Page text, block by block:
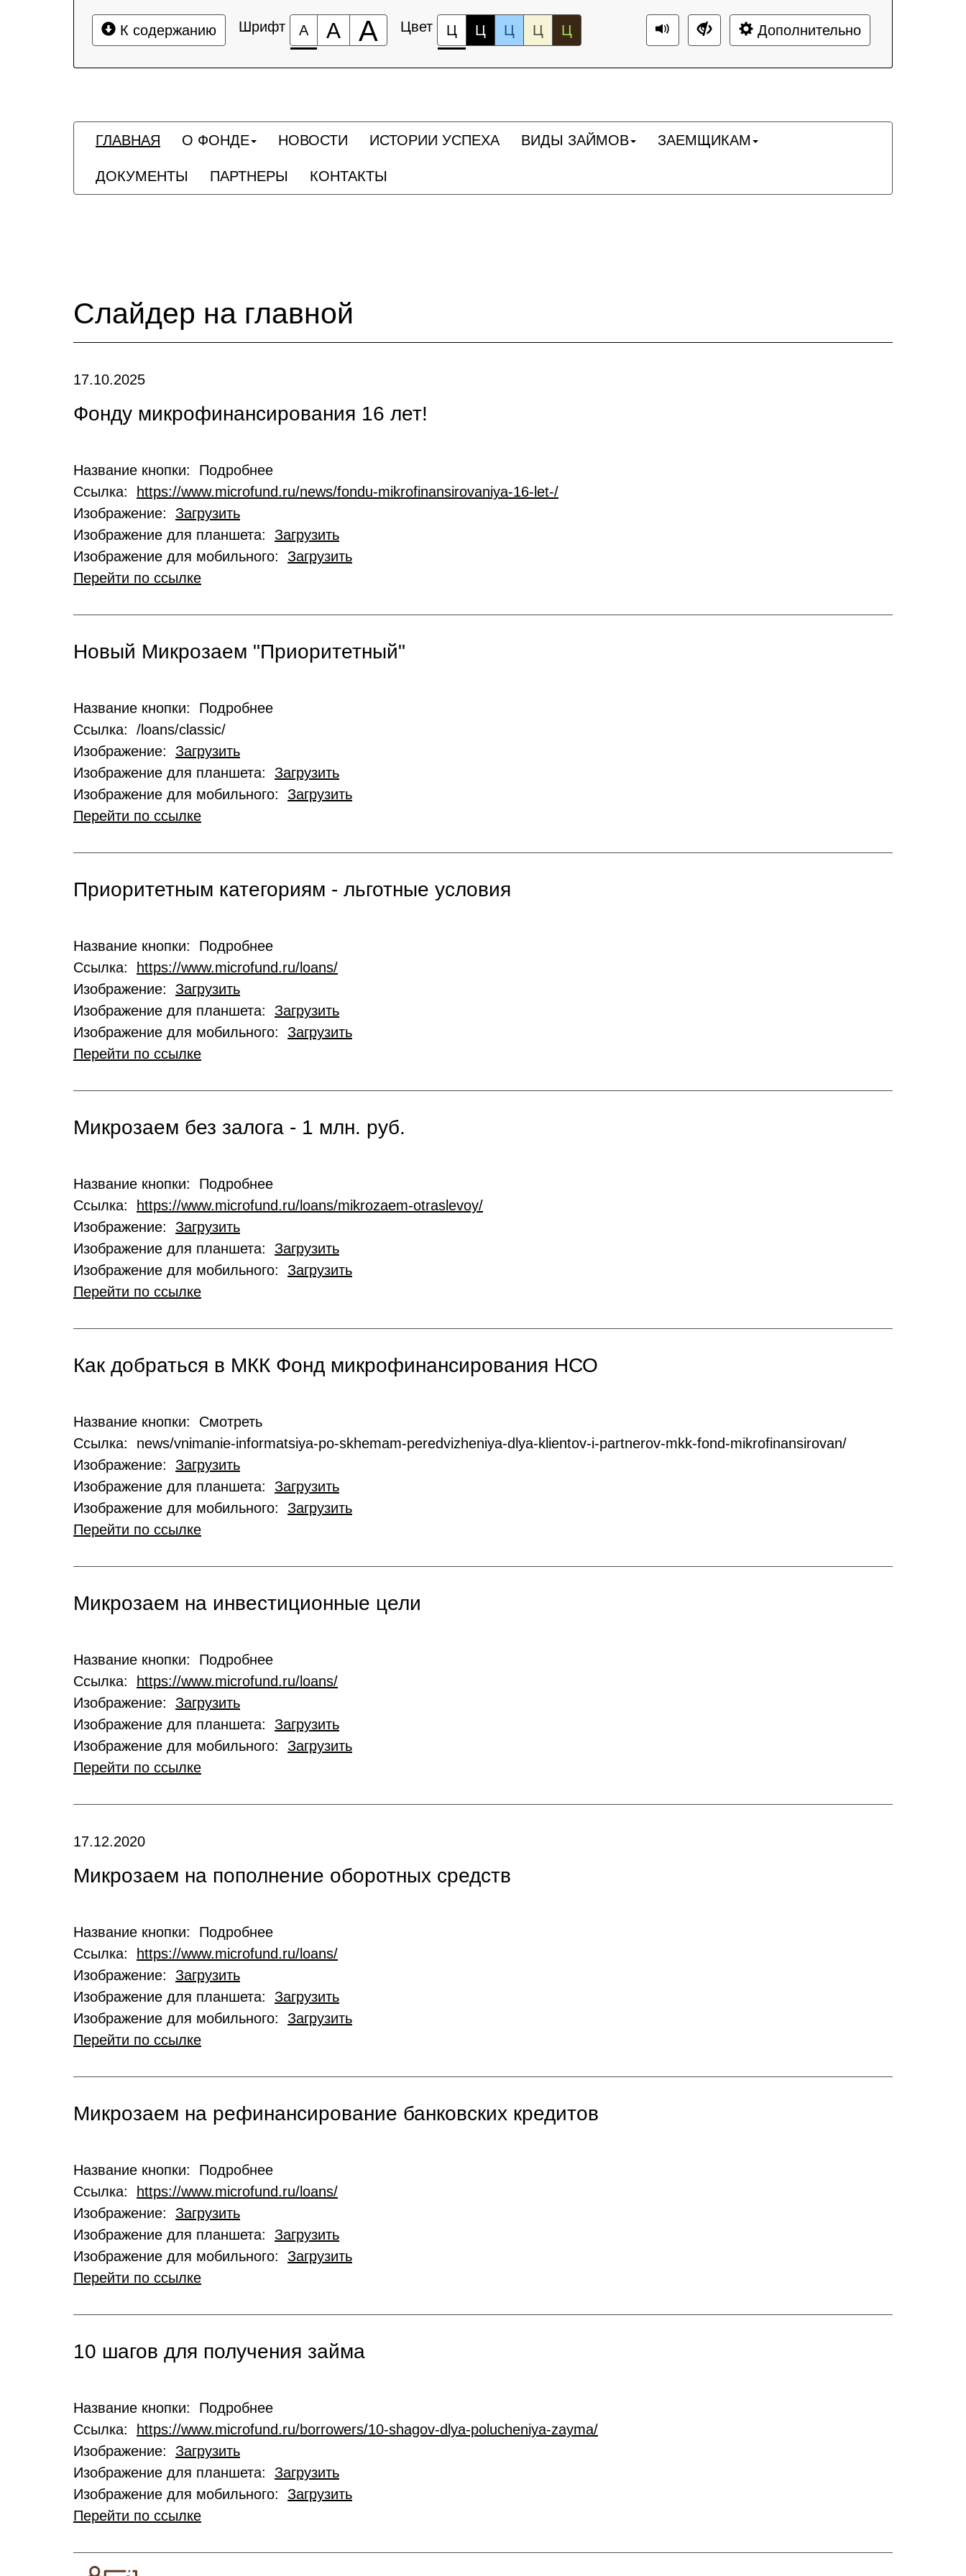
К содержанию Шрифт А А А Цвет Ц Ц Ц Ц Ц Дополнительно
ГЛАВНАЯ О ФОНДЕ НОВОСТИ ИСТОРИИ УСПЕХА ВИДЫ ЗАЙМОВ ЗАЕМЩИКАМ
ДОКУМЕНТЫ ПАРТНЕРЫ КОНТАКТЫ
Слайдер на главной
17.10.2025
Фонду микрофинансирования 16 лет!
Название кнопки: Подробнее
Ссылка:
https://www.microfund.ru/news/fondu-mikrofinansirovaniya-16-let-/
Изображение: Загрузить
Изображение для планшета: Загрузить
Изображение для мобильного: Загрузить
Перейти по ссылке
Новый Микрозаем "Приоритетный"
Название кнопки: Подробнее
Ссылка: /loans/classic/
Изображение: Загрузить
Изображение для планшета: Загрузить
Изображение для мобильного: Загрузить
Перейти по ссылке
Приоритетным категориям - льготные условия
Название кнопки: Подробнее
Ссылка:
https://www.microfund.ru/loans/
Изображение: Загрузить
Изображение для планшета: Загрузить
Изображение для мобильного: Загрузить
Перейти по ссылке
Микрозаем без залога - 1 млн. руб.
Название кнопки: Подробнее
Ссылка:
https://www.microfund.ru/loans/mikrozaem-otraslevoy/
Изображение: Загрузить
Изображение для планшета: Загрузить
Изображение для мобильного: Загрузить
Перейти по ссылке
Как добраться в МКК Фонд микрофинансирования НСО
Название кнопки: Смотреть
Ссылка: news/vnimanie-informatsiya-po-skhemam-peredvizheniya-dlya-klientov-i-partnerov-mkk-fond-mikrofinansirovan/
Изображение: Загрузить
Изображение для планшета: Загрузить
Изображение для мобильного: Загрузить
Перейти по ссылке
Микрозаем на инвестиционные цели
Название кнопки: Подробнее
Ссылка:
https://www.microfund.ru/loans/
Изображение: Загрузить
Изображение для планшета: Загрузить
Изображение для мобильного: Загрузить
Перейти по ссылке
17.12.2020
Микрозаем на пополнение оборотных средств
Название кнопки: Подробнее
Ссылка:
https://www.microfund.ru/loans/
Изображение: Загрузить
Изображение для планшета: Загрузить
Изображение для мобильного: Загрузить
Перейти по ссылке
Микрозаем на рефинансирование банковских кредитов
Название кнопки: Подробнее
Ссылка:
https://www.microfund.ru/loans/
Изображение: Загрузить
Изображение для планшета: Загрузить
Изображение для мобильного: Загрузить
Перейти по ссылке
10 шагов для получения займа
Название кнопки: Подробнее
Ссылка:
https://www.microfund.ru/borrowers/10-shagov-dlya-polucheniya-zayma/
Изображение: Загрузить
Изображение для планшета: Загрузить
Изображение для мобильного: Загрузить
Перейти по ссылке